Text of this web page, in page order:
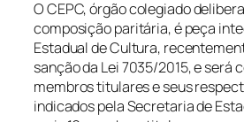
O CEPC, órgão colegiado
composição paritária, é peça
Estadual de Cultura,
sanção da Lei 7035/2015, e será
membros titulares e seus
indicados pela Secretaria de